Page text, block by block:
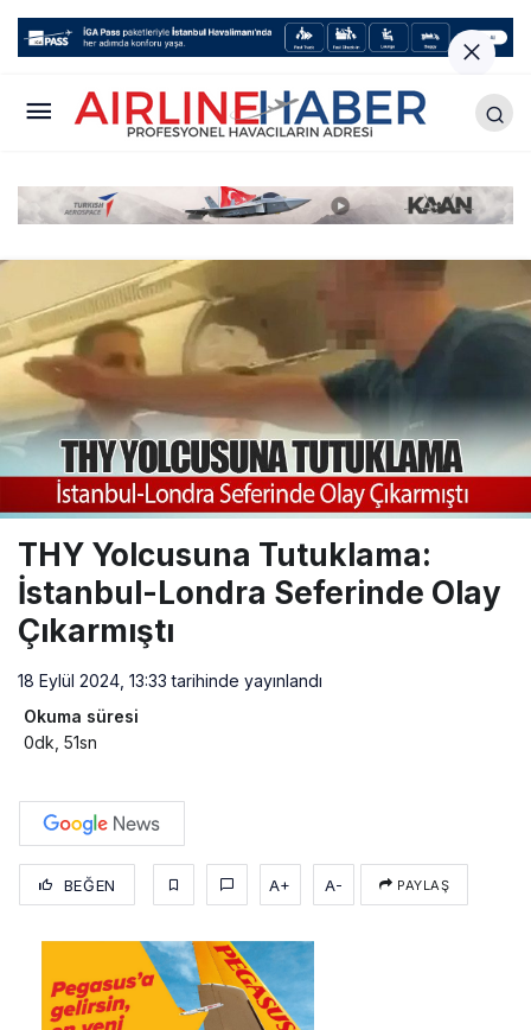
THY Yolcusuna Tutuklama:
İstanbul-Londra Seferinde Olay
Çıkarmıştı
18 Eylül 2024, 13:33 tarihinde yayınlandı
Okuma süresi
0dk, 51sn
BEĞEN A+ A- PAYLAŞ